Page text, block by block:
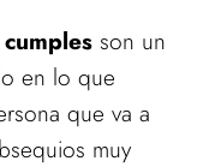
son un
en lo que
que va a
muy